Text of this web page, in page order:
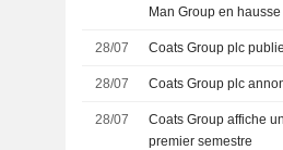
Man Group en hausse
28/07 Coats Group plc
28/07 Coats Group plc
28/07
Coats Group affiche
premier semestre